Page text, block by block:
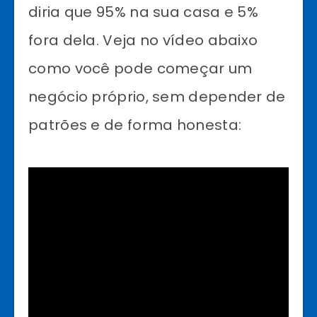
diria que 95% na sua casa e 5%
fora dela. Veja no vídeo abaixo
como você pode começar um
negócio próprio, sem depender de
patrões e de forma honesta: